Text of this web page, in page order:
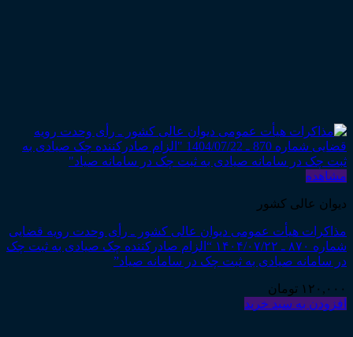
مشاهده
دیوان عالی کشور
مذاکرات هیأت عمومی دیوان عالی کشور ـ رأی وحدت رویه قضایی
شماره ۸۷۰ ـ ۱۴۰۴/۰۷/۲۲ “الزام صادرکننده چک صیادی به ثبت چک
در سامانه صیادی به ثبت چک در سامانه صیاد”
۱۲۰,۰۰۰ تومان
افزودن به سبد خرید